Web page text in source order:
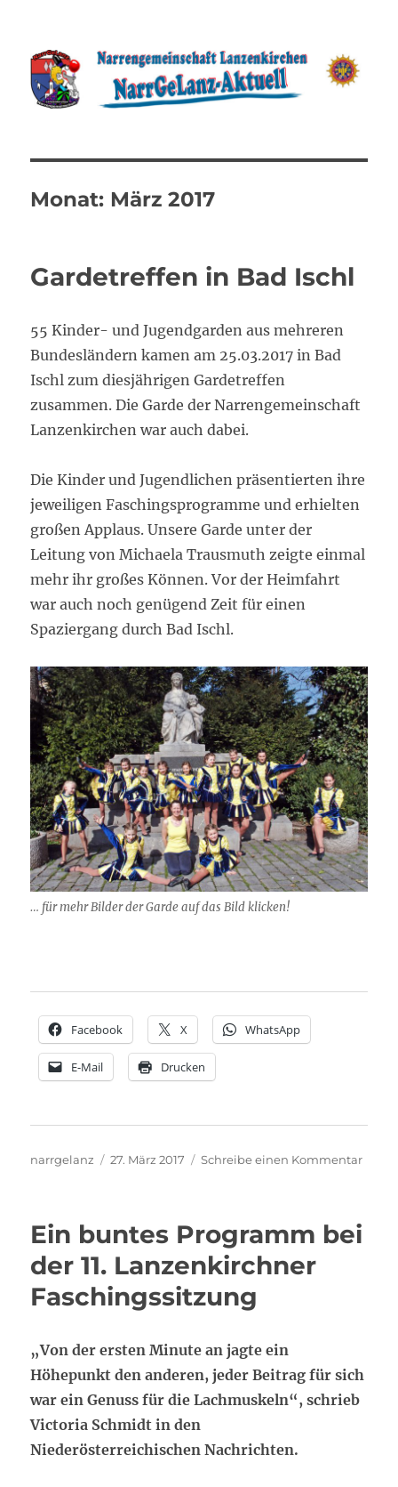
NarrGeLanz –
Narrengemeinschaft
Lanzenkirchen
Monat: März 2017
Gardetreffen in Bad Ischl
55 Kinder- und Jugendgarden aus mehreren
Bundesländern kamen am 25.03.2017 in Bad
Ischl zum diesjährigen Gardetreffen
zusammen. Die Garde der Narrengemeinschaft
Lanzenkirchen war auch dabei.
Die Kinder und Jugendlichen präsentierten ihre
jeweiligen Faschingsprogramme und erhielten
großen Applaus. Unsere Garde unter der
Leitung von Michaela Trausmuth zeigte einmal
mehr ihr großes Können. Vor der Heimfahrt
war auch noch genügend Zeit für einen
Spaziergang durch Bad Ischl.
… für mehr Bilder der Garde auf das Bild klicken!
Facebook X WhatsApp
E-Mail Drucken
Autor
narrgelanz
Veröffentlicht
27. März 2017 Schreibe einen Kommentarzu
Ein buntes Programm bei
der 11. Lanzenkirchner
Faschingssitzung
„Von der ersten Minute an jagte ein
Höhepunkt den anderen, jeder Beitrag für sich
war ein Genuss für die Lachmuskeln“, schrieb
Victoria Schmidt in den
Niederösterreichischen Nachrichten.